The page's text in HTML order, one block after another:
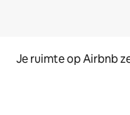
Je ruimte op Airbnb